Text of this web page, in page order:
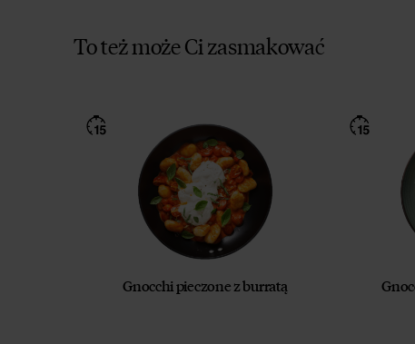
To też może Ci zasmakować
Gnocchi pieczone z burratą